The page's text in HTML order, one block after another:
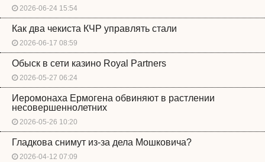
2026-06-24 15:54
Как два чекиста КЧР управлять стали
2026-06-17 08:59
Обыск в сети казино Royal Partners
2026-05-27 06:24
Иеромонаха Ермогена обвиняют в растлении
несовершеннолетних
2026-05-26 10:20
Гладкова снимут из-за дела Мошковича?
2026-04-12 07:09